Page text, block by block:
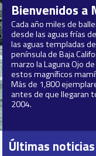
Bienvenidos a
Cada año miles de
desde las aguas frías
las aguas templadas
península de Baja
marzo la Laguna Ojo
estos magníficos
Más de 1,800
antes de que llegaran
2004.
Últimas noticias